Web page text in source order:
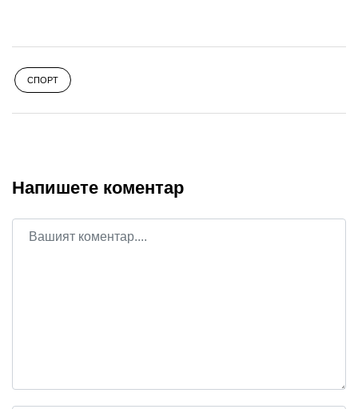
СПОРТ
Напишете коментар